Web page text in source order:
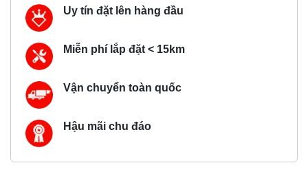
Uy tín đặt lên hàng đầu
Miễn phí lắp đặt < 15km
Vận chuyển toàn quốc
Hậu mãi chu đáo